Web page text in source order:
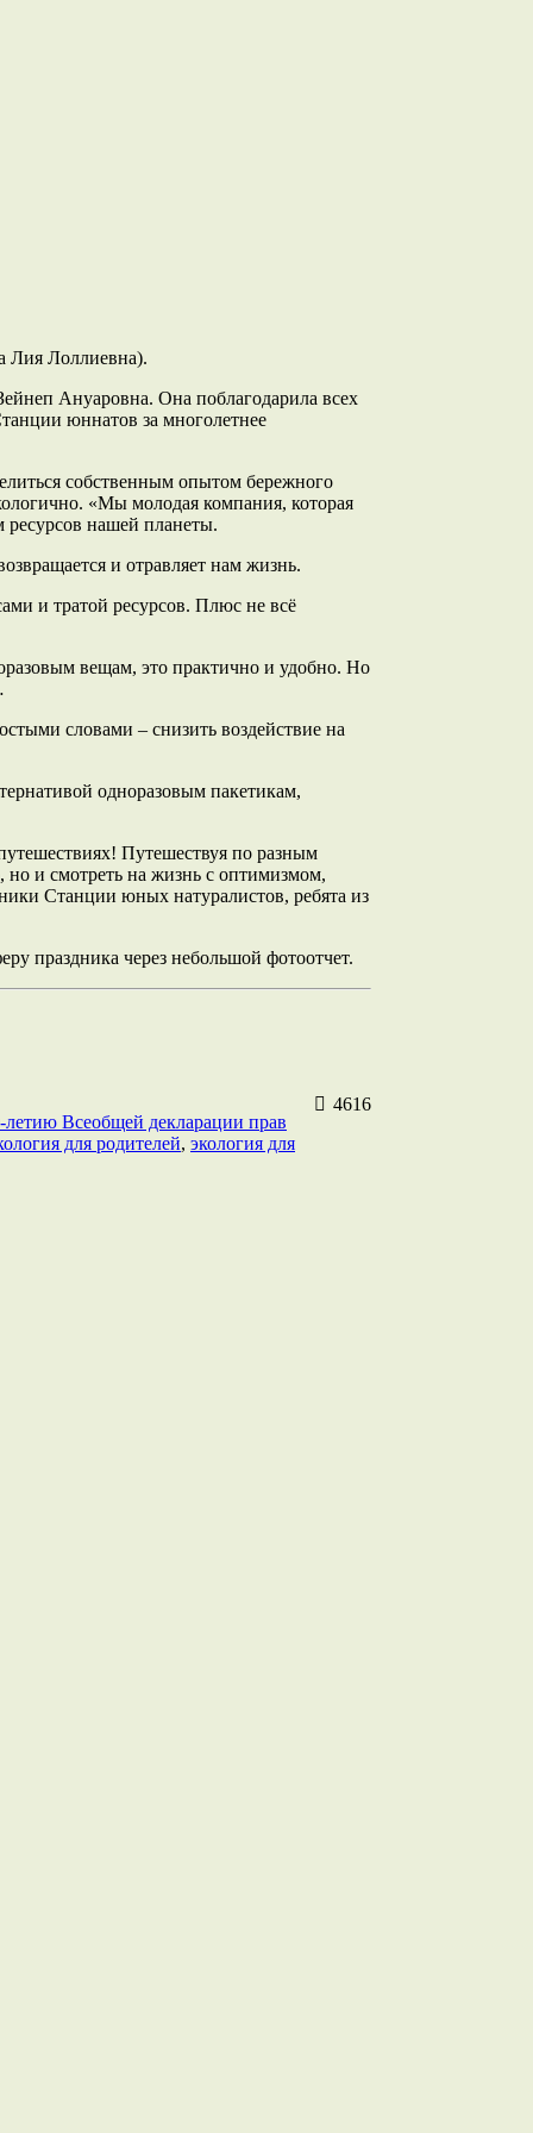
Лия Лоллиевна).
Ануаровна. Она поблагодарила всех
юннатов за многолетнее
собственным опытом бережного
«Мы молодая компания, которая
ресурсов нашей планеты.
и отравляет нам жизнь.
и тратой ресурсов. Плюс не всё
вещам, это практично и удобно. Но
словами – снизить воздействие на
одноразовым пакетикам,
Путешествуя по разным
но и смотреть на жизнь с оптимизмом,
Станции юных натуралистов, ребята из
праздника через небольшой фотоотчет.
4616
Всеобщей декларации прав
для родителей, экология для